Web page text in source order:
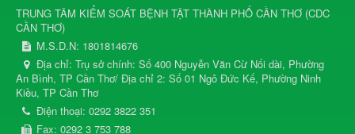
TRUNG TÂM KIỂM SOÁT BỆNH TẬT THÀNH PHỐ CẦN THƠ (CDC
CẦN THƠ)
M.S.D.N: 1801814676
Địa chỉ: Trụ sở chính: Số 400 Nguyễn Văn Cừ Nối dài, Phường
An Bình, TP Cần Thơ/ Địa chỉ 2: Số 01 Ngô Đức Kế, Phường Ninh
Kiều, TP Cần Thơ
Điện thoại: 0292 3822 351
Fax: 0292 3 753 788